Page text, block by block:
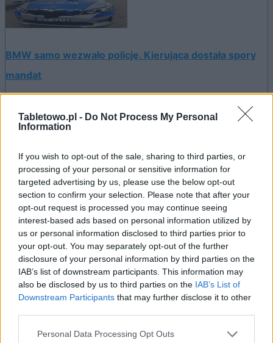
Tabletowo.pl - Do Not Process My Personal
Information
If you wish to opt-out of the sale, sharing to third parties, or
processing of your personal or sensitive information for
targeted advertising by us, please use the below opt-out
section to confirm your selection. Please note that after your
opt-out request is processed you may continue seeing
interest-based ads based on personal information utilized by
us or personal information disclosed to third parties prior to
your opt-out. You may separately opt-out of the further
disclosure of your personal information by third parties on the
IAB’s list of downstream participants. This information may
also be disclosed by us to third parties on the IAB’s List of
Downstream Participants that may further disclose it to other
Please note that this website/app uses one or more Google
Personal Data Processing Opt Outs
BMW samo wezwało policję. Kierująca dostała spory
mandat
PlayStation Blog
DodajTabletowojako preferowane źródło w
Google
Nasze artykuły będą częściej pojawiać się w Twoich wynikach
Udostępnij UdostępnijUdostępnij Udostępnij
Szymon Baliński
Redaktor
kontroler w dłoniach. Miłośnik gier wyścigowych,